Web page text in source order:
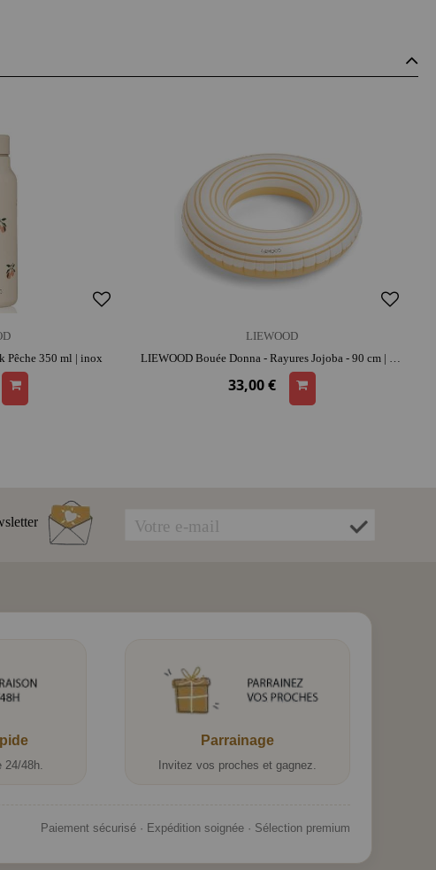
Pêche 350 ml | inox
LIEWOOD
33,00 €
24/48h.
Parrainage
Invitez vos proches et gagnez.
Paiement sécurisé · Expédition soignée · Sélection premium